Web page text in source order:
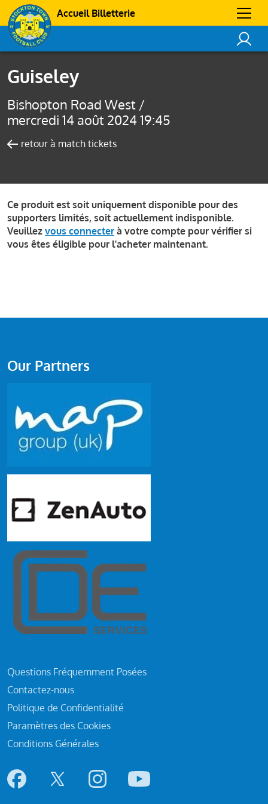
Accueil Billetterie
Guiseley
Bishopton Road West /
mercredi 14 août 2024 19:45
retour à match tickets
Ce produit est soit uniquement disponible pour des
supporters limités, soit actuellement indisponible.
Veuillez vous connecter à votre compte pour vérifier si
vous êtes éligible pour l'acheter maintenant.
Questions Fréquemment Posées
Contactez-nous
Politique de Confidentialité
Paramètres des Cookies
Conditions Générales
Our Partners